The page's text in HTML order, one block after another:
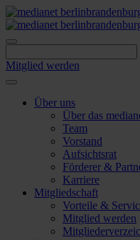
Skip
to
content
Mitglied werden
Über uns
Über das
Team
Vorstand
Aufsichtsrat
Förderer &
Karriere
Mitgliedschaft
Vorteile &
Mitglied werden